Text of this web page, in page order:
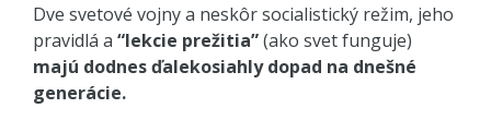
Dve svetové vojny a neskôr socialistický režim, jeho
pravidlá a “lekcie prežitia”(ako svet funguje)
majú dodnes ďalekosiahly dopad na dnešné
generácie.